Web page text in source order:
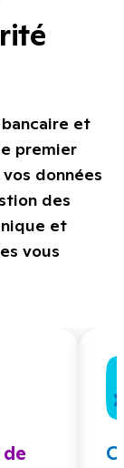
et
premier
données
des
et
vous